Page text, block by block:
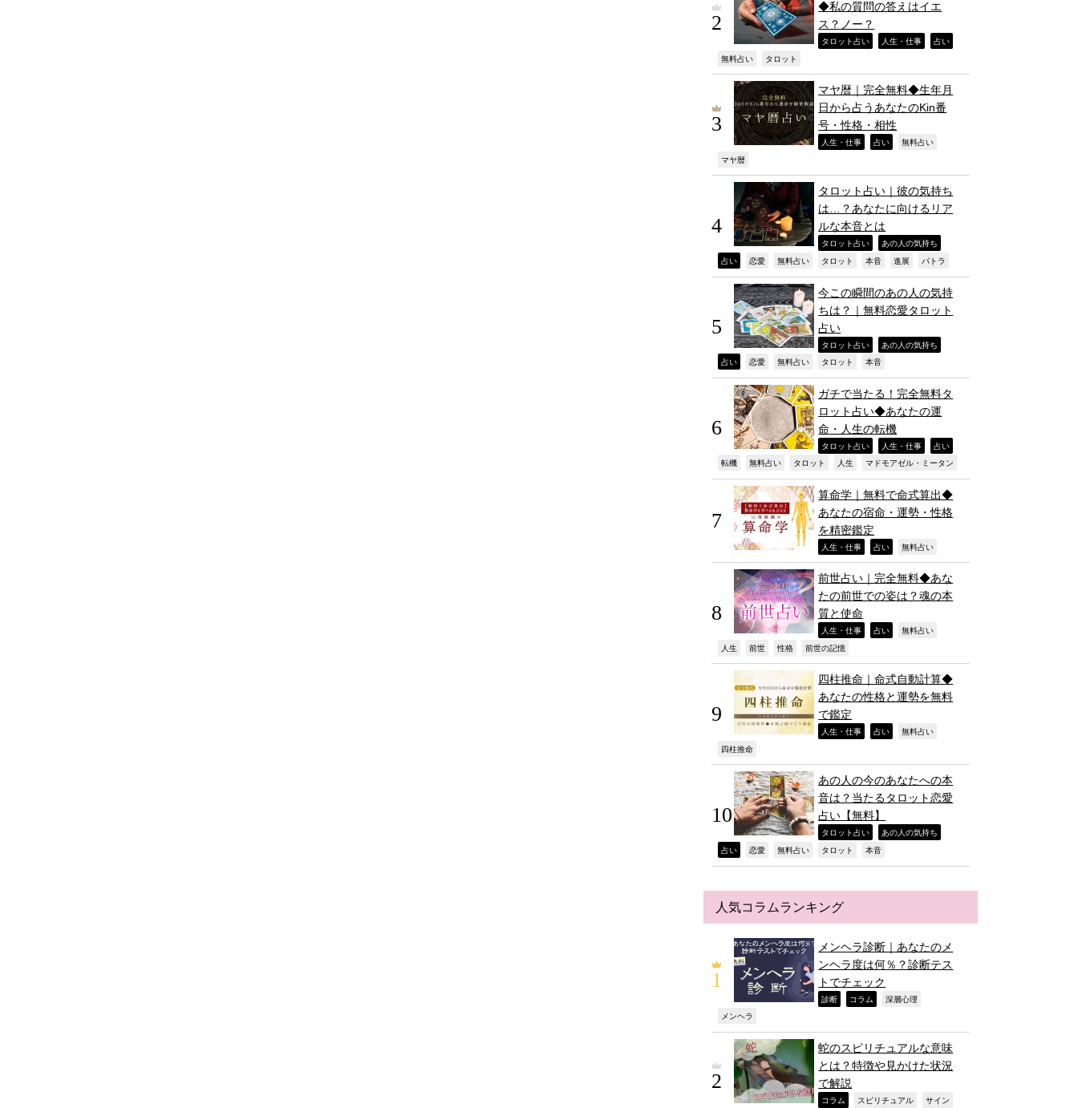
◆私の質問の答えはイエ
ス？ノー？
タロット占い 人生・仕事 占い
無料占い タロット
マヤ暦｜完全無料◆生年月
日から占うあなたのKin番
号・性格・相性
人生・仕事 占い 無料占い
マヤ暦
タロット占い｜彼の気持ち
は…？あなたに向けるリア
ルな本音とは
タロット占い あの人の気持ち
占い 恋愛 無料占い タロット 本音 進展 パトラ
今この瞬間のあの人の気持
ちは？｜無料恋愛タロット
占い
タロット占い あの人の気持ち
占い 恋愛 無料占い タロット 本音
ガチで当たる！完全無料タ
ロット占い◆あなたの運
命・人生の転機
タロット占い 人生・仕事 占い
転機 無料占い タロット 人生 マドモアゼル・ミータン
算命学｜無料で命式算出◆
あなたの宿命・運勢・性格
を精密鑑定
人生・仕事 占い 無料占い
前世占い｜完全無料◆あな
たの前世での姿は？魂の本
質と使命
人生・仕事 占い 無料占い
人生 前世 性格 前世の記憶
四柱推命｜命式自動計算◆
あなたの性格と運勢を無料
で鑑定
人生・仕事 占い 無料占い
四柱推命
あの人の今のあなたへの本
音は？当たるタロット恋愛
占い【無料】
タロット占い あの人の気持ち
占い 恋愛 無料占い タロット 本音
人気コラムランキング
メンヘラ診断｜あなたのメ
ンヘラ度は何％？診断テス
トでチェック
診断 コラム 深層心理
メンヘラ
蛇のスピリチュアルな意味
とは？特徴や見かけた状況
で解説
コラム スピリチュアル サイン